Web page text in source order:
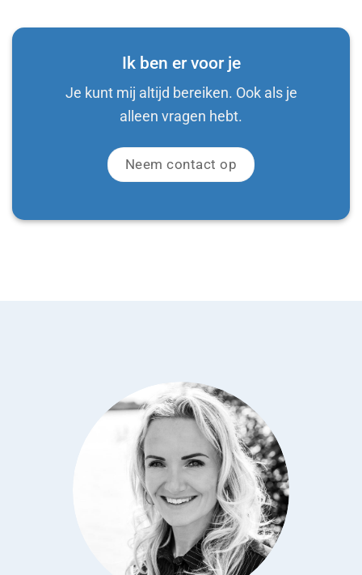
Ik ben er voor je
Je kunt mij altijd bereiken. Ook als je
alleen vragen hebt.
Neem contact op